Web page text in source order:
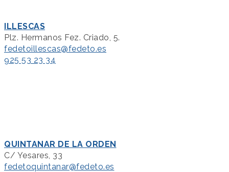
ILLESCAS
Plz. Hermanos Fez. Criado, 5.
fedetoillescas@fedeto.es
925 53 23 34
QUINTANAR DE LA ORDEN
C/ Yesares, 33
fedetoquintanar@fedeto.es